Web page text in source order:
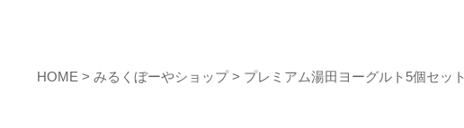
HOME>みるくぼーやショップ > プレミアム湯田ヨーグルト5個セット